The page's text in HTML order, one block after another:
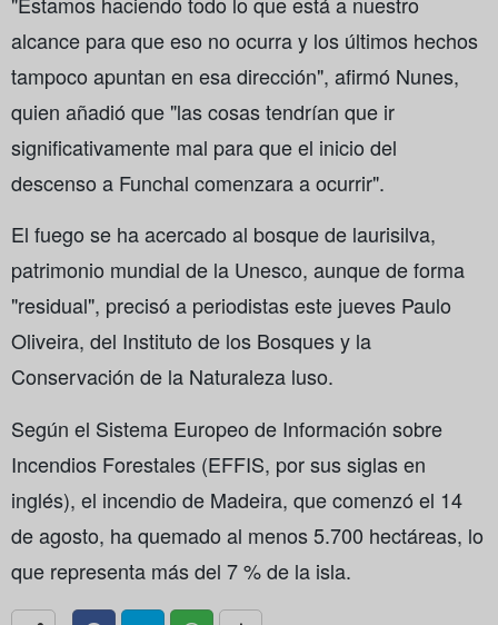
alcance para que eso no ocurra y los últimos hechos
tampoco apuntan en esa dirección", afirmó Nunes,
quien añadió que "las cosas tendrían que ir
significativamente mal para que el inicio del
descenso a Funchal comenzara a ocurrir".
El fuego se ha acercado al bosque de laurisilva,
patrimonio mundial de la Unesco, aunque de forma
"residual", precisó a periodistas este jueves Paulo
Oliveira, del Instituto de los Bosques y la
Conservación de la Naturaleza luso.
Según el Sistema Europeo de Información sobre
Incendios Forestales (EFFIS, por sus siglas en
inglés), el incendio de Madeira, que comenzó el 14
de agosto, ha quemado al menos 5.700 hectáreas, lo
que representa más del 7 % de la isla.